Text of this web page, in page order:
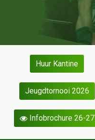
Huur Kantine
Jeugdtornooi 2026
Infobrochure 26-27